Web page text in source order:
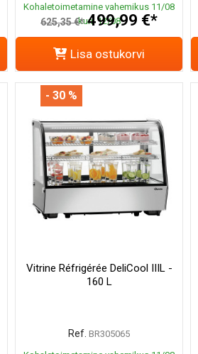
Kohaletoimetamine vahemikus 11/08
kuni 12/08
625,35 €* 499,99 €*
Lisa ostukorvi
Vitrine Réfrigérée DeliCool IIIL -
160 L
Ref. BR305065
- 30 %